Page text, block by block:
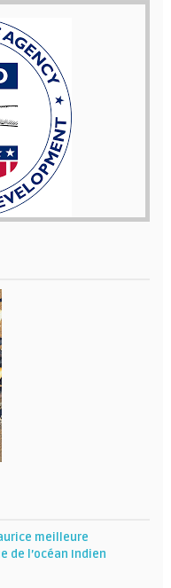
meilleure
l’océan Indien